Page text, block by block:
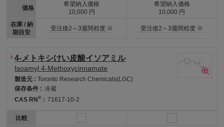
価格
在庫 / 納
期目安
希望納入価格
10,000 円
受注後2～3週間程度 ※
希望納入価格
10,000 円
受注後2～3週間程度 ※
4-メトキシけい皮酸イソアミル
Isoamyl 4-Methoxycinnamate
製造元 :Toronto Research Chemicals(LGC)
保存条件 : 冷蔵
CAS RN® : 71617-10-2
比較